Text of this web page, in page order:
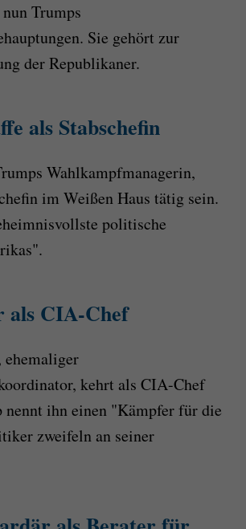
Trumps
Sie gehört zur
der Republikaner.
als Stabschefin
Wahlkampfmanagerin,
im Weißen Haus tätig sein.
politische
CIA-Chef
kehrt als CIA-Chef
nennt ihn einen "Kämpfer für die
zweifeln an seiner